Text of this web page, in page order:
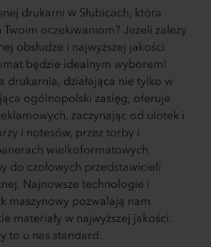
drukarni w Słubicach, która
Twoim oczekiwaniom? Jeżeli zależy
obsłudze i najwyższej jakości
będzie idealnym wyborem!
drukarnia, działająca nie tylko w
ogólnopolski zasięg, oferuje
zaczynając od ulotek i
i notesów, przez torby i
wielkoformatowych
do czołowych przedstawicieli
Najnowsze technologie i
maszynowy pozwalają nam
materiały w najwyższej jakości.
to u nas standard.